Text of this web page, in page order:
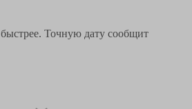
Точную дату сообщит